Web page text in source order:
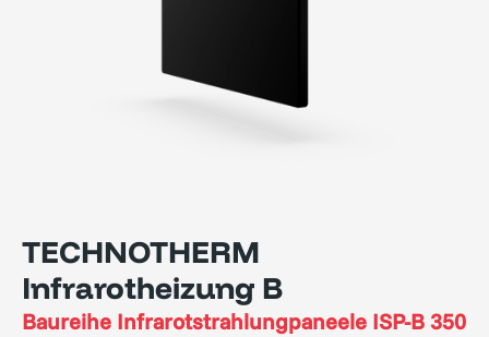
TECHNOTHERM
Infrarotheizung B
Baureihe Infrarotstrahlungpaneele ISP-B 350